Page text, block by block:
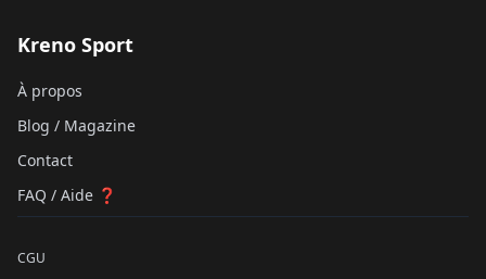
Kreno Sport
À propos
Blog / Magazine
Contact
FAQ / Aide ❓
CGU